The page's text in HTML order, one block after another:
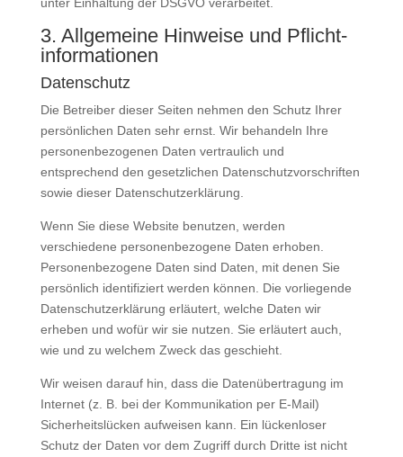
3. Allgemeine Hinweise und Pflicht­
informationen
Datenschutz
Die Betreiber dieser Seiten nehmen den Schutz Ihrer
persönlichen Daten sehr ernst. Wir behandeln Ihre
personenbezogenen Daten vertraulich und
entsprechend den gesetzlichen Datenschutzvorschriften
sowie dieser Datenschutzerklärung.
Wenn Sie diese Website benutzen, werden
verschiedene personenbezogene Daten erhoben.
Personenbezogene Daten sind Daten, mit denen Sie
persönlich identifiziert werden können. Die vorliegende
Datenschutzerklärung erläutert, welche Daten wir
erheben und wofür wir sie nutzen. Sie erläutert auch,
wie und zu welchem Zweck das geschieht.
Wir weisen darauf hin, dass die Datenübertragung im
Internet (z. B. bei der Kommunikation per E-Mail)
Sicherheitslücken aufweisen kann. Ein lückenloser
Schutz der Daten vor dem Zugriff durch Dritte ist nicht